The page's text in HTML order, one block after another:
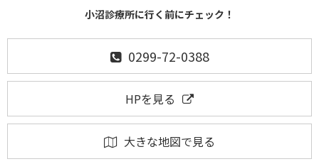
小沼診療所に行く前にチェック！
0299-72-0388
HPを見る
大きな地図で見る